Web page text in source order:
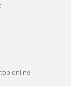
online